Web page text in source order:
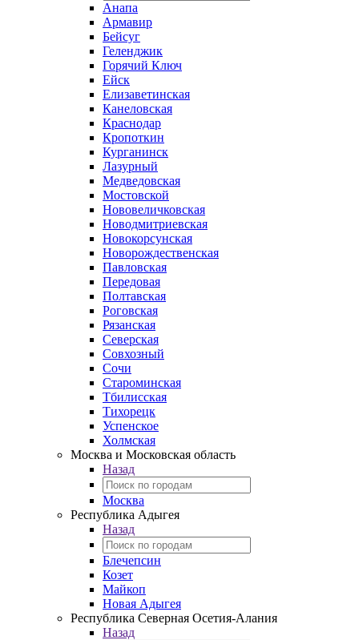
Анапа
Армавир
Бейсуг
Геленджик
Горячий Ключ
Ейск
Елизаветинская
Канеловская
Краснодар
Кропоткин
Курганинск
Лазурный
Медведовская
Мостовской
Нововеличковская
Новодмитриевская
Новокорсунская
Новорождественская
Павловская
Передовая
Полтавская
Роговская
Рязанская
Северская
Совхозный
Сочи
Староминская
Тбилисская
Тихорецк
Успенское
Холмская
Москва и Московская область
Назад
Москва
Республика Адыгея
Назад
Блечепсин
Козет
Майкоп
Новая Адыгея
Республика Северная Осетия-Алания
Назад